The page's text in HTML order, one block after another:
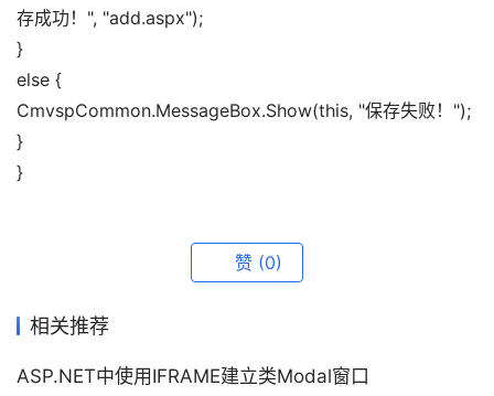
存成功！", "add.aspx");
}
else {
CmvspCommon.MessageBox.Show(this, "保存失败！");
}
}
赞 (0)
相关推荐
ASP.NET中使用IFRAME建立类Modal窗口